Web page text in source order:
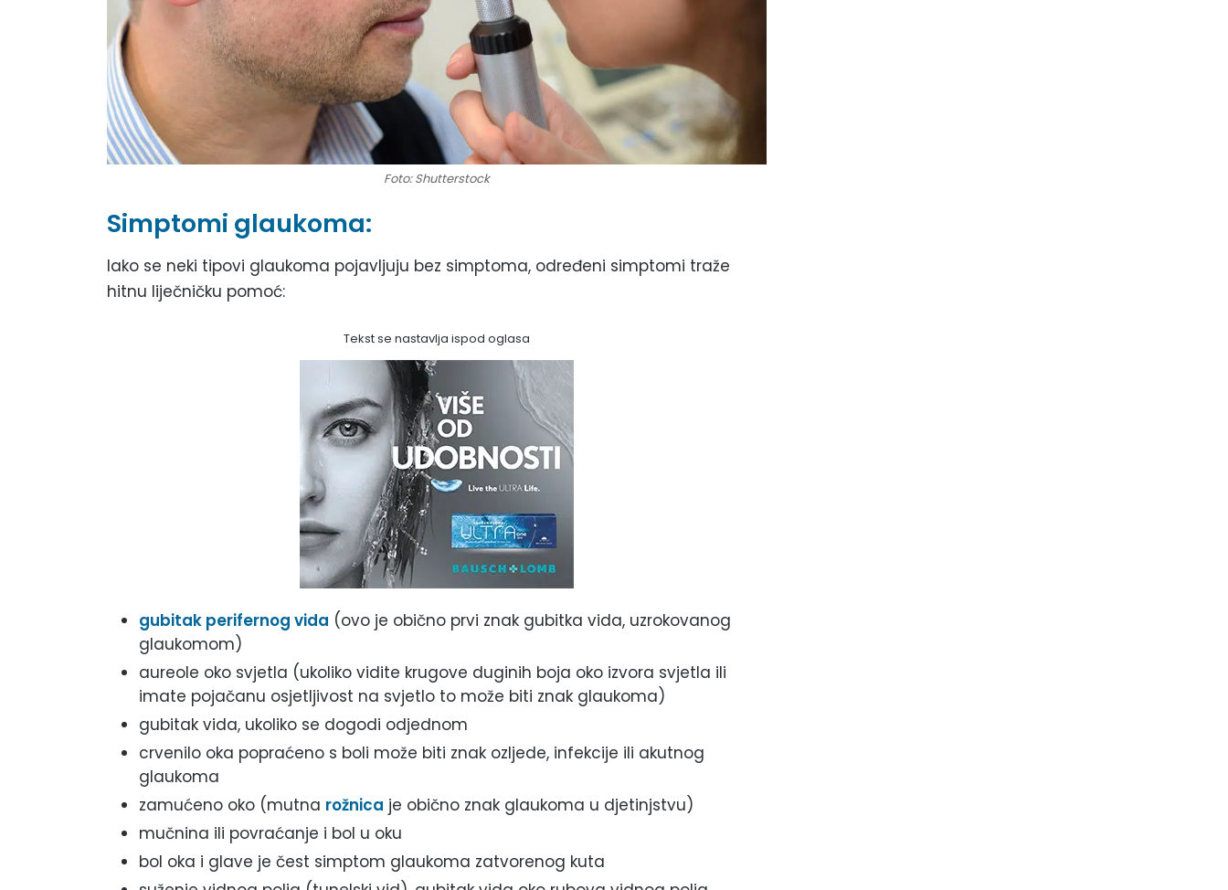
Foto: Shutterstock
Simptomi glaukoma:
Iako se neki tipovi glaukoma pojavljuju bez simptoma, određeni simptomi traže
hitnu liječničku pomoć:
Tekst se nastavlja ispod oglasa
gubitak perifernog vida (ovo je obično prvi znak gubitka vida, uzrokovanog
glaukomom)
aureole oko svjetla (ukoliko vidite krugove duginih boja oko izvora svjetla ili
imate pojačanu osjetljivost na svjetlo to može biti znak glaukoma)
gubitak vida, ukoliko se dogodi odjednom
crvenilo oka popraćeno s boli može biti znak ozljede, infekcije ili akutnog
glaukoma
zamućeno oko (mutna rožnica je obično znak glaukoma u djetinjstvu)
mučnina ili povraćanje i bol u oku
bol oka i glave je čest simptom glaukoma zatvorenog kuta